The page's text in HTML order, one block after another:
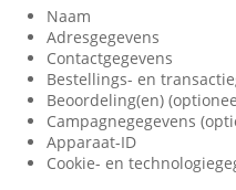
Naam
Adresgegevens
Contactgegevens
Bestellings- en
Beoordeling(en)
Campagnegegevens
Apparaat-ID
Cookie- en